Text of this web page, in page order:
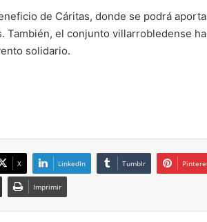
de Cáritas, donde se podrá
También, el conjunto villarrobledense
solidario.
X LinkedIn Tumblr
Imprimir